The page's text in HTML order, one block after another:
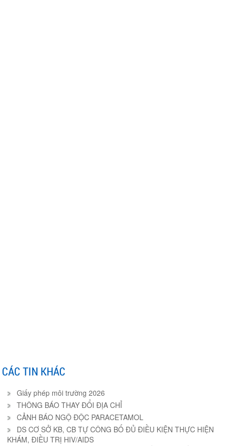
CÁC TIN KHÁC
Giấy phép môi trường 2026
THÔNG BÁO THAY ĐỔI ĐỊA CHỈ
CẢNH BÁO NGỘ ĐỘC PARACETAMOL
DS CƠ SỞ KB, CB TỰ CÔNG BỐ ĐỦ ĐIỀU KIỆN THỰC HIỆN
KHÁM, ĐIỀU TRỊ HIV/AIDS